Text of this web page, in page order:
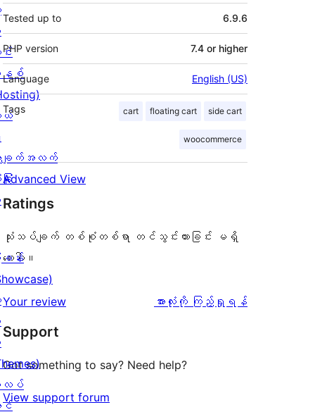
Tested up to 6.9.6
PHP version 7.4 or higher
Language English (US)
Tags cart floating cart side cart
woocommerce
Advanced View
Ratings
သုံးသပ်ချက် တစ်စုံတစ်ရာ တင်သွင်းထားခြင်း မရှိ
သေးပါ။
Your review
သုံးသပ်
အားလုံးကို ကြည့်ရှုရန်
Support
Got something to say? Need help?
View support forum
း
နစ်
ယ်
ချက်အလက်
ြုံ
ခန်း
လပ်
င်